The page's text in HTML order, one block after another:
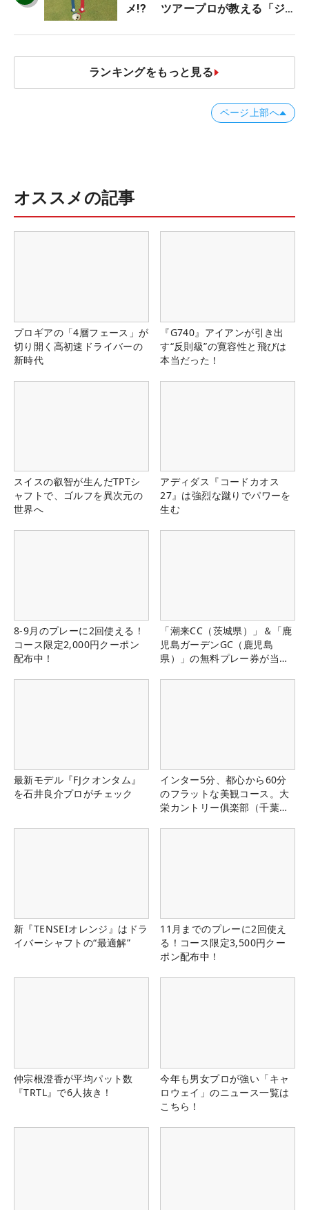
メ!? ツアープロが教える「ジ
減するワケ
ランキングをもっと見る
ページ上部へ
オススメの記事
プロギアの「4層フェース」が
切り開く高初速ドライバーの
新時代
『G740』アイアンが引き出
す“反則級”の寛容性と飛びは
本当だった！
スイスの叡智が生んだTPTシ
ャフトで、ゴルフを異次元の
世界へ
アディダス『コードカオス
27』は強烈な蹴りでパワーを
生む
8-9月のプレーに2回使える！
コース限定2,000円クーポン
配布中！
「潮来CC（茨城県）」＆「鹿
児島ガーデンGC（鹿児島
県）」の無料プレー券が当た
最新モデル『FJクオンタム』
を石井良介プロがチェック
インター5分、都心から60分
のフラットな美観コース。大
栄カントリー俱楽部（千葉
新『TENSEIオレンジ』はドラ
イバーシャフトの“最適解”
11月までのプレーに2回使え
る！コース限定3,500円クー
ポン配布中！
仲宗根澄香が平均パット数
『TRTL』で6人抜き！
今年も男女プロが強い「キャ
ロウェイ」のニュース一覧は
こちら！